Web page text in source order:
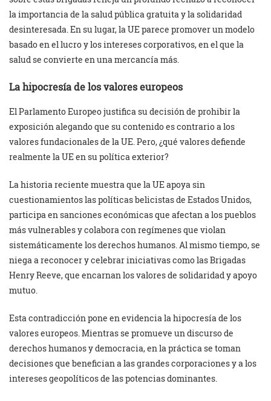
la importancia de la salud pública gratuita y la solidaridad
desinteresada. En su lugar, la UE parece promover un modelo
basado en el lucro y los intereses corporativos, en el que la
salud se convierte en una mercancía más.
La hipocresía de los valores europeos
El Parlamento Europeo justifica su decisión de prohibir la
exposición alegando que su contenido es contrario a los
valores fundacionales de la UE. Pero, ¿qué valores defiende
realmente la UE en su política exterior?
La historia reciente muestra que la UE apoya sin
cuestionamientos las políticas belicistas de Estados Unidos,
participa en sanciones económicas que afectan a los pueblos
más vulnerables y colabora con regímenes que violan
sistemáticamente los derechos humanos. Al mismo tiempo, se
niega a reconocer y celebrar iniciativas como las Brigadas
Henry Reeve, que encarnan los valores de solidaridad y apoyo
mutuo.
Esta contradicción pone en evidencia la hipocresía de los
valores europeos. Mientras se promueve un discurso de
derechos humanos y democracia, en la práctica se toman
decisiones que benefician a las grandes corporaciones y a los
intereses geopolíticos de las potencias dominantes.